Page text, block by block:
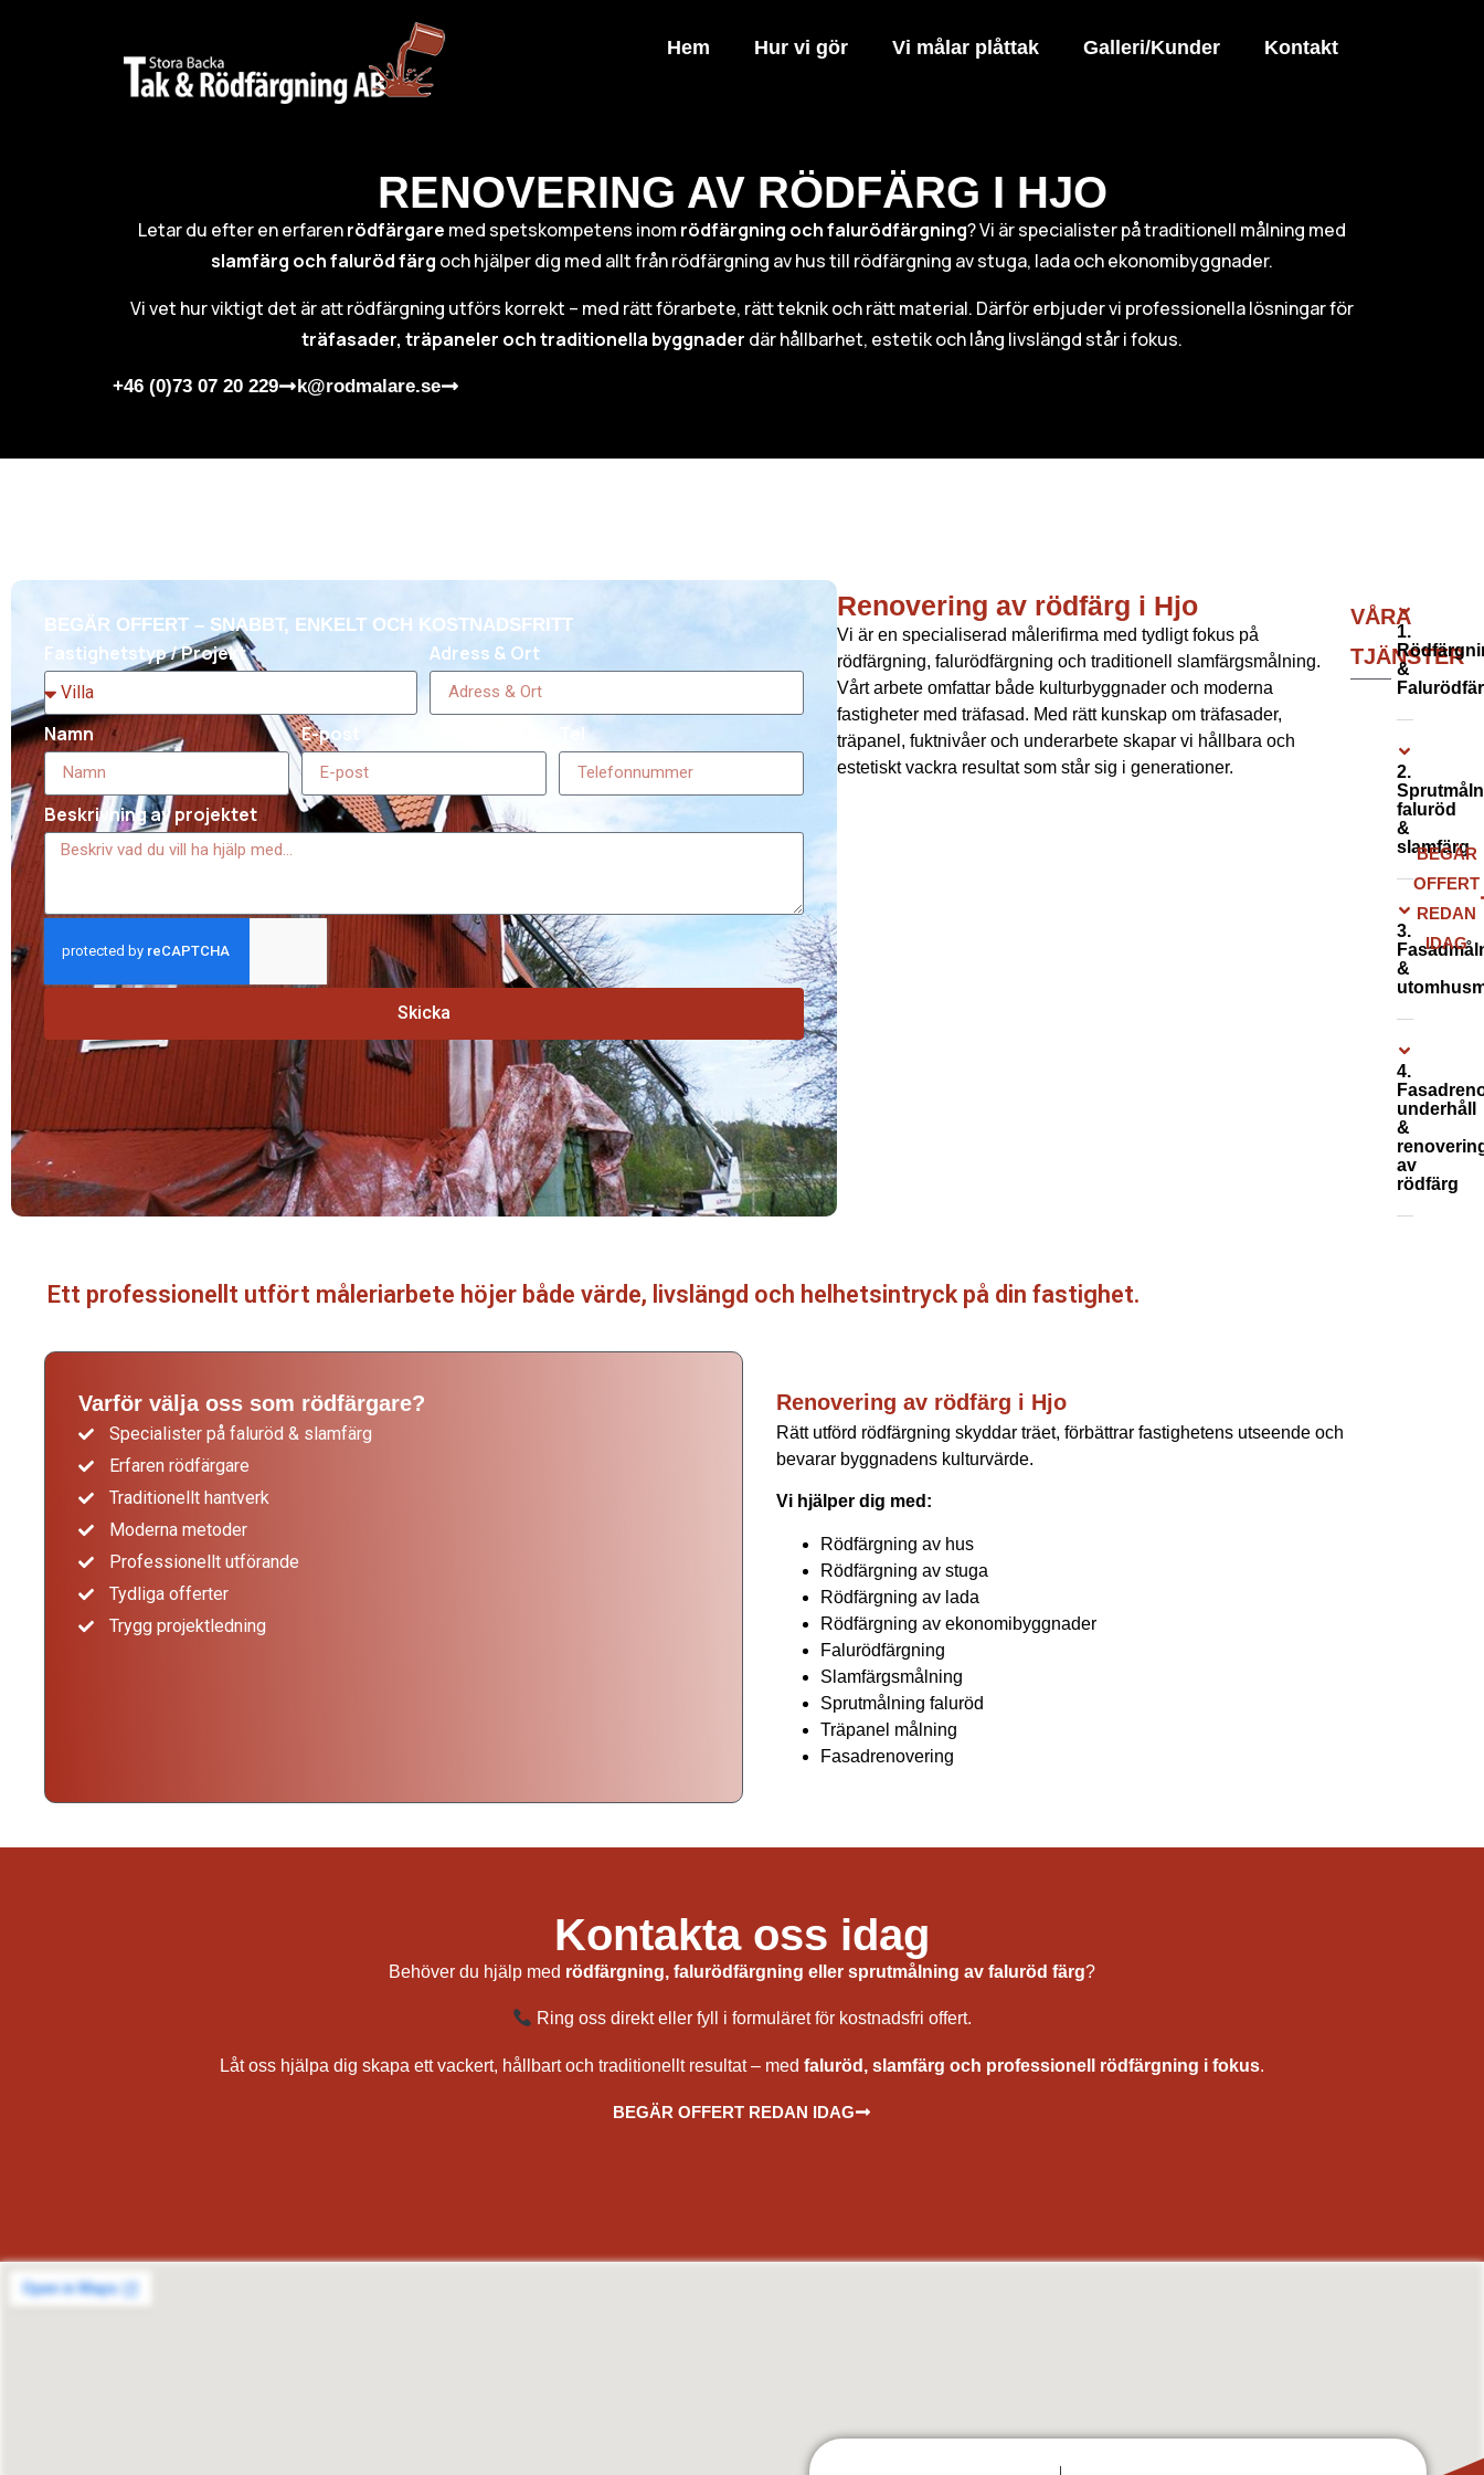
Hem Hur vi gör Vi målar plåttak Galleri/Kunder Kontakt
RENOVERING AV RÖDFÄRG I HJO
Letar du efter en erfarenrödfärgare med spetskompetens inom rödfärgning och falurödfärgning? Vi är specialister på traditionell målning med
slamfärg och faluröd färg och hjälper dig med allt från rödfärgning av hus till rödfärgning av stuga, lada och ekonomibyggnader.
Vi vet hur viktigt det är att rödfärgning utförs korrekt – med rätt förarbete, rätt teknik och rätt material. Därför erbjuder vi professionella lösningar för
träfasader, träpaneler och traditionella byggnader där hållbarhet, estetik och lång livslängd står i fokus.
+46 (0)73 07 20 229 k@rodmalare.se
BEGÄR OFFERT – SNABBT, ENKELT OCH KOSTNADSFRITT
Fastighetstyp / Projekt Adress & Ort
Namn E-post Tel
Beskrivning av projektet
Skicka
Renovering av rödfärg i Hjo
Renovering av rödfärg i Hjo
Vi är en specialiserad målerifirma med tydligt fokus på
rödfärgning, falurödfärgning och traditionell slamfärgsmålning.
Vårt arbete omfattar både kulturbyggnader och moderna
fastigheter med träfasad. Med rätt kunskap om träfasader,
träpanel, fuktnivåer och underarbete skapar vi hållbara och
estetiskt vackra resultat som står sig i generationer.
VÅRA
TJÄNSTER
1.
&
2.
faluröd
&
slamfärg
3.
&
4.
underhåll
&
av
rödfärg
BEGÄR
OFFERT
REDAN
IDAG
Ett professionellt utfört måleriarbete höjer både värde, livslängd och helhetsintryck på din fastighet.
Varför välja oss som rödfärgare?
Specialister på faluröd & slamfärg
Erfaren rödfärgare
Traditionellt hantverk
Moderna metoder
Professionellt utförande
Tydliga offerter
Trygg projektledning
Renovering av rödfärg i Hjo
Rätt utförd rödfärgning skyddar träet, förbättrar fastighetens utseende och
bevarar byggnadens kulturvärde.
Vi hjälper dig med:
Rödfärgning av hus
Rödfärgning av stuga
Rödfärgning av lada
Rödfärgning av ekonomibyggnader
Falurödfärgning
Slamfärgsmålning
Sprutmålning faluröd
Träpanel målning
Fasadrenovering
Kontakta oss idag
Behöver du hjälp med rödfärgning, falurödfärgning eller sprutmålning av faluröd färg?
Ring oss direkt eller fyll i formuläret för kostnadsfri offert.
Låt oss hjälpa dig skapa ett vackert, hållbart och traditionellt resultat – med faluröd, slamfärg och professionell rödfärgning i fokus.
BEGÄR OFFERT REDAN IDAG